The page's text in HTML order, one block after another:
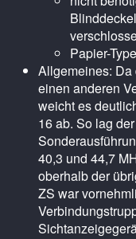
Papier-
Allgemeines: Da
einen anderen
weicht es
16 ab. So lag
40,3 und 44,7
oberhalb der
ZS war